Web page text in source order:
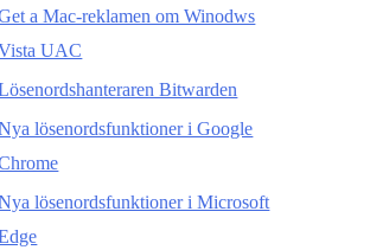
a Mac-reklamen om Winodws
UAC
Bitwarden
lösenordsfunktioner i Google
lösenordsfunktioner i Microsoft